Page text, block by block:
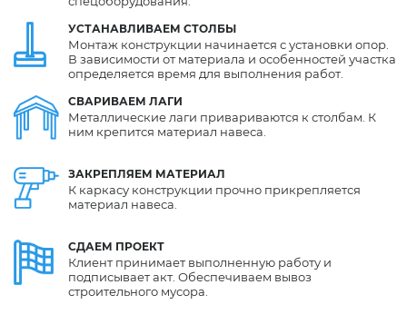
УСТАНАВЛИВАЕМ СТОЛБЫ
СВАРИВАЕМ ЛАГИ
ЗАКРЕПЛЯЕМ МАТЕРИАЛ
СДАЕМ ПРОЕКТ
Монтаж конструкции начинается с установки опор.
В зависимости от материала и особенностей участка
определяется время для выполнения работ.
Металлические лаги привариваются к столбам. К
ним крепится материал навеса.
К каркасу конструкции прочно прикрепляется
материал навеса.
Клиент принимает выполненную работу и
подписывает акт. Обеспечиваем вывоз
строительного мусора.